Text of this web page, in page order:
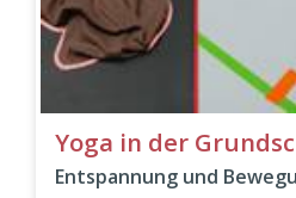
Yoga in der
Entspannung und